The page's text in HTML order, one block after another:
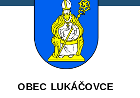
OBEC LUKÁČOVCE